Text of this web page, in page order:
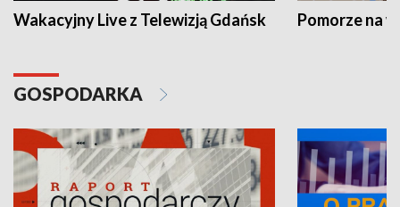
Wakacyjny Live z Telewizją Gdańsk Pomorze na
GOSPODARKA